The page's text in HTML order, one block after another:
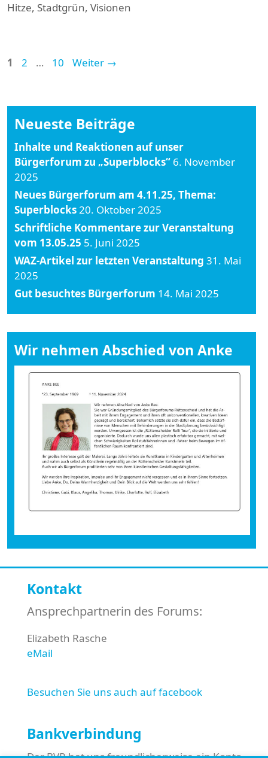
Hitze, Stadtgrün, Visionen
Seite
1 Seite
2 … Seite
10 Weiter →
Neueste Beiträge
Inhalte und Reaktionen auf unser
Bürgerforum zu „Superblocks“ 6. November
2025
Neues Bürgerforum am 4.11.25, Thema:
Superblocks20. Oktober 2025
Schriftliche Kommentare zur Veranstaltung
vom 13.05.25 5. Juni 2025
WAZ-Artikel zur letzten Veranstaltung 31. Mai
2025
Gut besuchtes Bürgerforum 14. Mai 2025
Wir nehmen Abschied von Anke
Kontakt
Ansprechpartnerin des Forums:
Elizabeth Rasche
eMail
Besuchen Sie uns auch auf facebook
Bankverbindung